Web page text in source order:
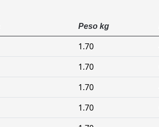
Peso kg
1.70
1.70
1.70
1.70